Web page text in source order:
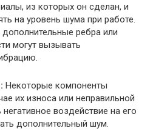
из которых он сделан, и
на уровень шума при работе.
ребра или
могут вызывать
Некоторые компоненты
их износа или неправильной
воздействие на его
дополнительный шум.